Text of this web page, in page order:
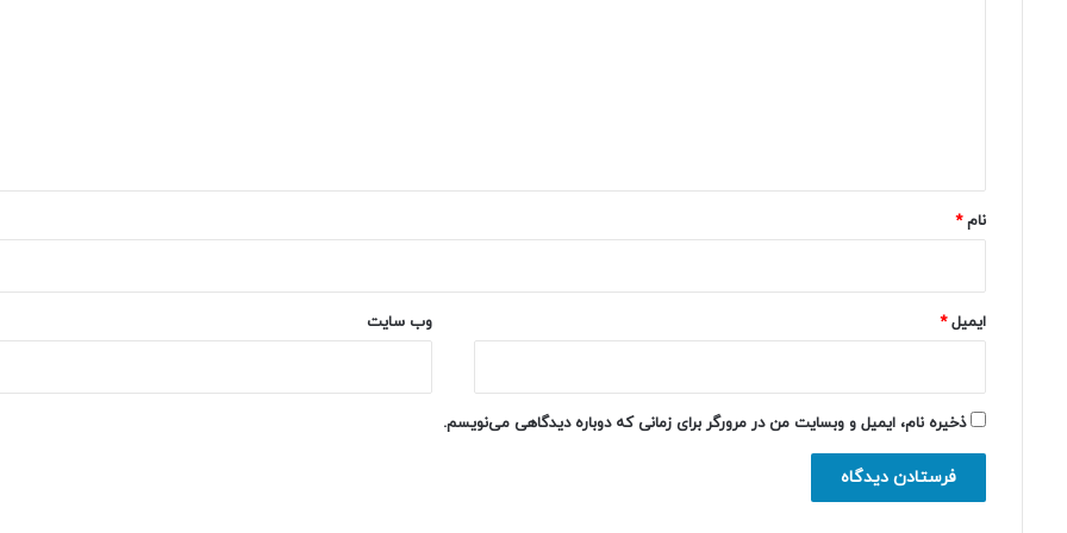
نام*
ایمیل* وب‌ سایت
ذخیره نام، ایمیل و وبسایت من در مرورگر برای زمانی که دوباره دیدگاهی می‌نویسم.